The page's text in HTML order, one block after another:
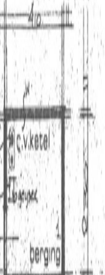
berging (voorzien
ontdekkingen
spraakmakende
Spoorzone, met
met bijvoorbeeld de
Ten